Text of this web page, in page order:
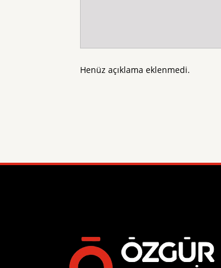
Henüz açıklama eklenmedi.